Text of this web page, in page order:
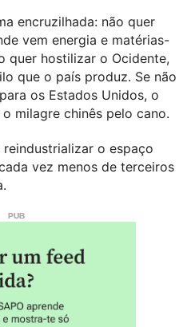
encruzilhada: não quer
vem energia e matérias-
quer hostilizar o Ocidente,
que o país produz. Se não
os Estados Unidos, o
milagre chinês pelo cano.
o espaço
vez menos de terceiros